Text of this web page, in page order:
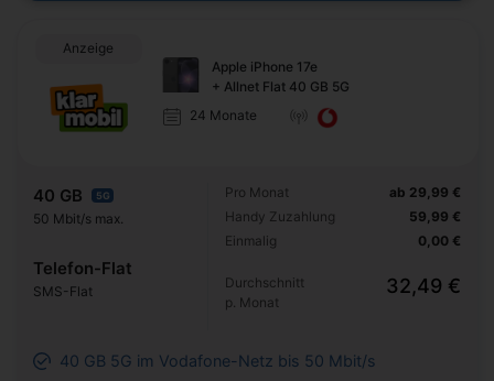
Anzeige
Apple iPhone 17e
+ Allnet Flat 40 GB 5G
24 Monate
40 GB 5G
50 Mbit/s max.
Telefon-Flat
SMS-Flat
Pro Monat
Handy Zuzahlung
Einmalig
ab 29,99 €
59,99 €
0,00 €
Durchschnitt
p. Monat
32,49 €
40 GB 5G im Vodafone-Netz bis 50 Mbit/s